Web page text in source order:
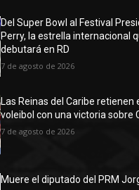
Del Super Bowl al Festival
Perry, la estrella internacional
debutará en RD
7 de agosto de 2026
Las Reinas del Caribe retienen
voleibol con una victoria sobre
7 de agosto de 2026
Muere el diputado del PRM